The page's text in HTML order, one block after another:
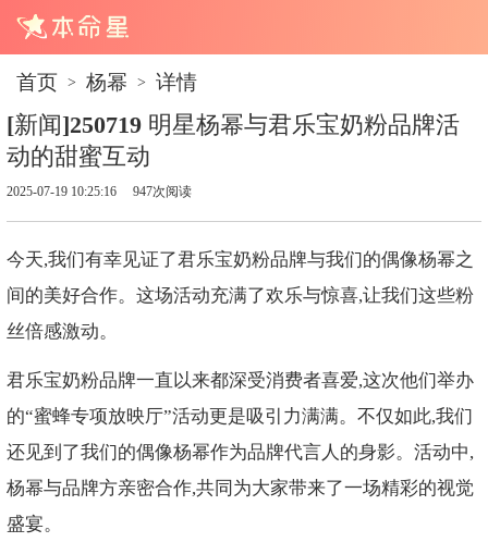
首页 > 杨幂 > 详情
[新闻]250719 明星杨幂与君乐宝奶粉品牌活
动的甜蜜互动
2025-07-19 10:25:16 947次阅读
今天,我们有幸见证了君乐宝奶粉品牌与我们的偶像杨幂之
间的美好合作。这场活动充满了欢乐与惊喜,让我们这些粉
丝倍感激动。
君乐宝奶粉品牌一直以来都深受消费者喜爱,这次他们举办
的“蜜蜂专项放映厅”活动更是吸引力满满。不仅如此,我们
还见到了我们的偶像杨幂作为品牌代言人的身影。活动中,
杨幂与品牌方亲密合作,共同为大家带来了一场精彩的视觉
盛宴。